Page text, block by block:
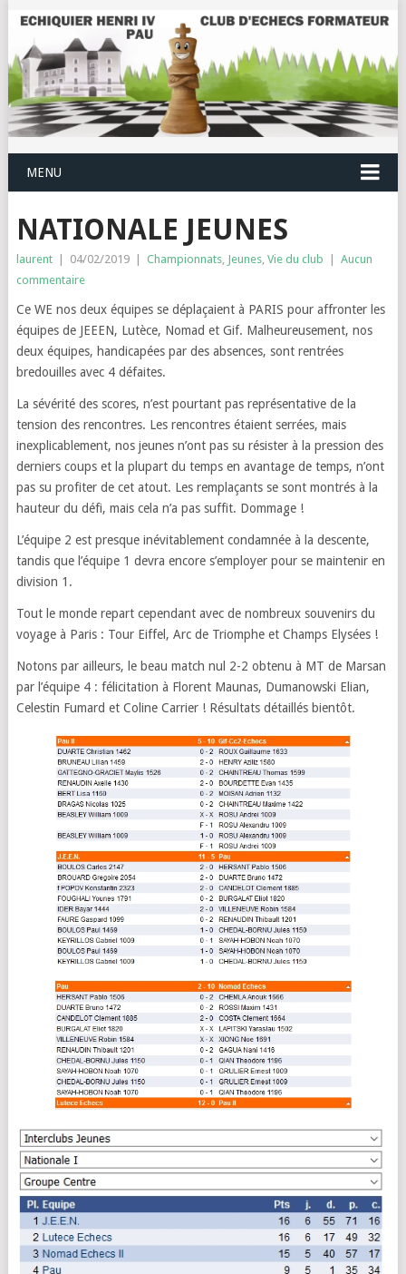
MENU
NATIONALE JEUNES
laurent 04/02/2019 Championnats, Jeunes, Vie du club
Aucun
commentaire
Ce WE nos deux équipes se déplaçaient à PARIS pour affronter les
équipes de JEEEN, Lutèce, Nomad et Gif. Malheureusement, nos
deux équipes, handicapées par des absences, sont rentrées
bredouilles avec 4 défaites.
La sévérité des scores, n’est pourtant pas représentative de la
tension des rencontres. Les rencontres étaient serrées, mais
inexplicablement, nos jeunes n’ont pas su résister à la pression des
derniers coups et la plupart du temps en avantage de temps, n’ont
pas su profiter de cet atout. Les remplaçants se sont montrés à la
hauteur du défi, mais cela n’a pas suffit. Dommage !
L’équipe 2 est presque inévitablement condamnée à la descente,
tandis que l’équipe 1 devra encore s’employer pour se maintenir en
division 1.
Tout le monde repart cependant avec de nombreux souvenirs du
voyage à Paris : Tour Eiffel, Arc de Triomphe et Champs Elysées !
Notons par ailleurs, le beau match nul 2-2 obtenu à MT de Marsan
par l’équipe 4 : félicitation à Florent Maunas, Dumanowski Elian,
Celestin Fumard et Coline Carrier ! Résultats détaillés bientôt.